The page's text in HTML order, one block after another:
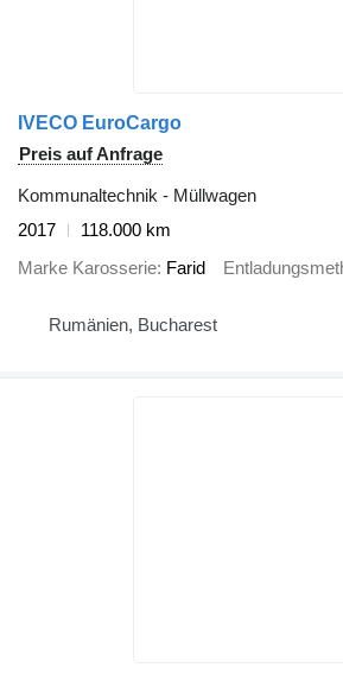
IVECO EuroCargo
Preis auf Anfrage
Kommunaltechnik - Müllwagen
2017
118.000 km
Marke Karosserie Farid
Rumänien, Bucharest